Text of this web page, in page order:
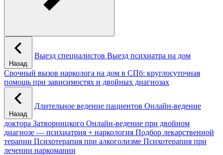
Назад
Выезд специалистов Выезд психиатра на дом
Срочный вызов нарколога на дом в СПб: круглосуточная
помощь при зависимостях и двойных диагнозах
Назад
Длительное ведение пациентов Онлайн-ведение
доктора Затворницкого Онлайн‑ведение при двойном
диагнозе — психиатрия + наркология Подбор лекарственной
терапии Психотерапия при алкоголизме Психотерапия при
лечении наркомании